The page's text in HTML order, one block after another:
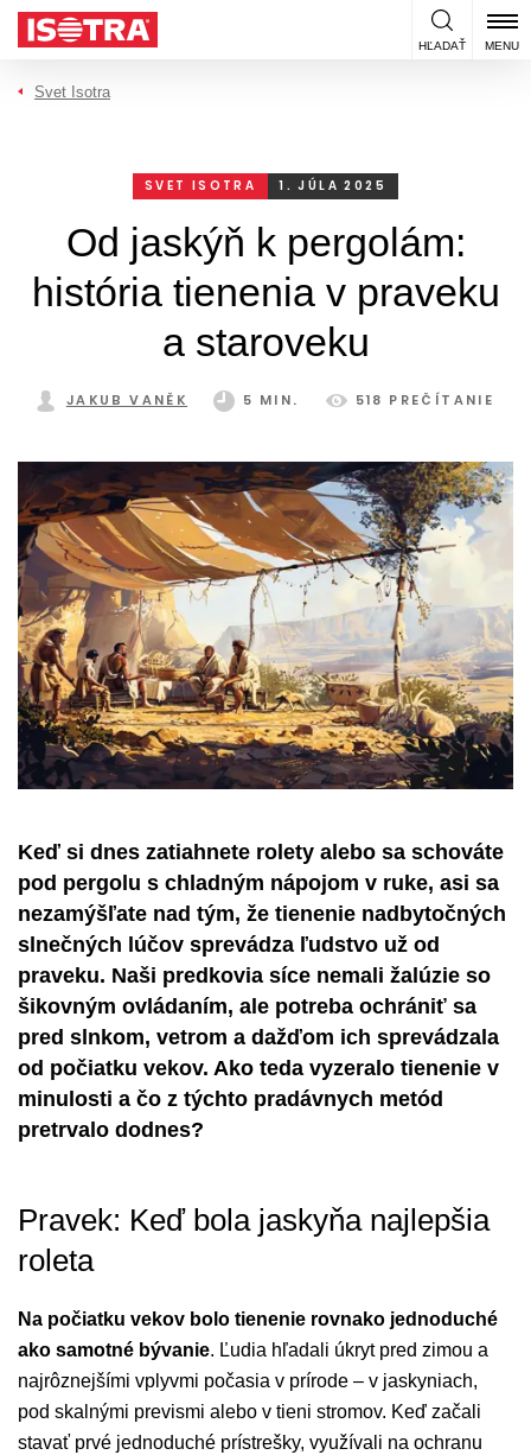
Preskočiť na obsah
HĽADAŤ MENU
Svet Isotra
SVET ISOTRA 1. JÚLA 2025
Od jaskýň k pergolám:
história tienenia v praveku
a staroveku
JAKUB VANĚK 5 MIN. 518 PREČÍTANIE
Keď si dnes zatiahnete rolety alebo sa schováte
pod pergolu s chladným nápojom v ruke, asi sa
nezamýšľate nad tým, že tienenie nadbytočných
slnečných lúčov sprevádza ľudstvo už od
praveku. Naši predkovia síce nemali žalúzie so
šikovným ovládaním, ale potreba ochrániť sa
pred slnkom, vetrom a dažďom ich sprevádzala
od počiatku vekov. Ako teda vyzeralo tienenie v
minulosti a čo z týchto pradávnych metód
pretrvalo dodnes?
Pravek: Keď bola jaskyňa najlepšia
roleta
Na počiatku vekov bolo tienenie rovnako jednoduché
ako samotné bývanie. Ľudia hľadali úkryt pred zimou a
najrôznejšími vplyvmi počasia v prírode – v jaskyniach,
pod skalnými prevismi alebo v tieni stromov. Keď začali
stavať prvé jednoduché prístrešky, využívali na ochranu